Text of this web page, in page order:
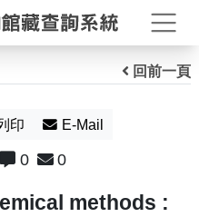
打
回前一頁
印 E-Mail
0 0
methods :